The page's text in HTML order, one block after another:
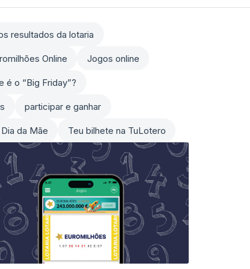
resultados da lotaria
Online Jogos online
é o “Big Friday”?
participar e ganhar
da Mãe Teu bilhete na TuLotero